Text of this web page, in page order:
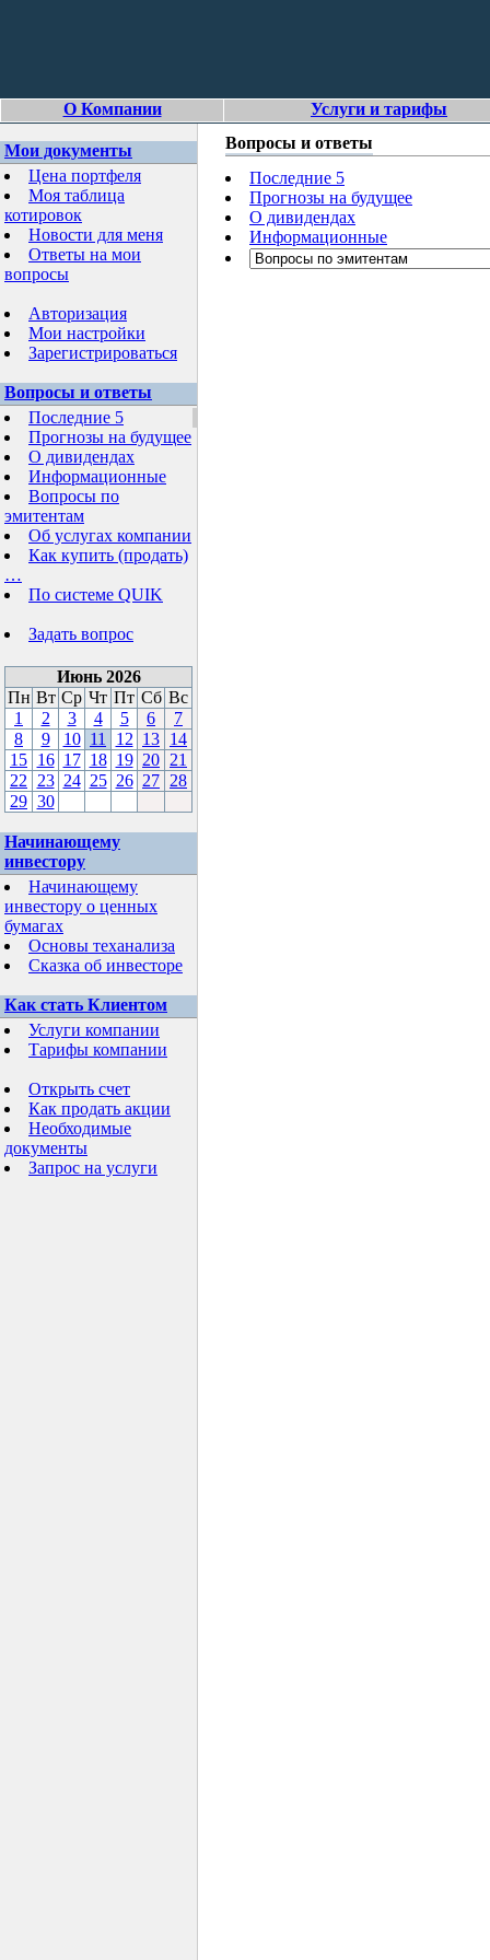
О Компании Услуги и тарифы
Мои документы
Цена портфеля
Моя таблица
котировок
Новости для меня
Ответы на мои
вопросы
Авторизация
Мои настройки
Зарегистрироваться
Вопросы и ответы
Последние 5
Прогнозы на будущее
О дивидендах
Информационные
Вопросы по
эмитентам
Об услугах компании
Как купить (продать)
…
По системе QUIK
Задать вопрос
Июнь 2026
Пн Вт Ср Чт Пт Сб Вс
1
2 3 4 5 6
7
8
9 10 11 12 13 14
15 16 17 18 19 20 21
22
23 24 25 26 27 28
29 30
Начинающему
инвестору
Начинающему
инвестору о ценных
бумагах
Основы теханализа
Сказка об инвесторе
Как стать Клиентом
Услуги компании
Тарифы компании
Открыть счет
Как продать акции
Необходимые
документы
Запрос на услуги
Вопросы и ответы
Последние 5
Прогнозы на будущее
О дивидендах
Информационные